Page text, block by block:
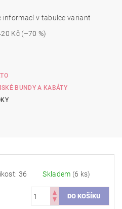
informací v tabulce variant
Kč (–70 %)
BUNDY A KABÁTY
36 Skladem (6 ks)